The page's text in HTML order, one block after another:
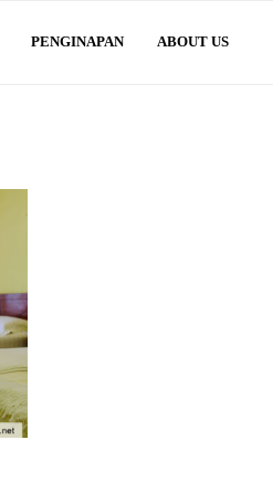
Sawarna.net
PENGINAPAN ABOUT US